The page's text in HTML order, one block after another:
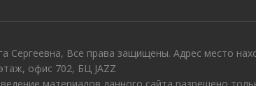
Все права защищены. Адрес место
офис 702, БЦ JAZZ